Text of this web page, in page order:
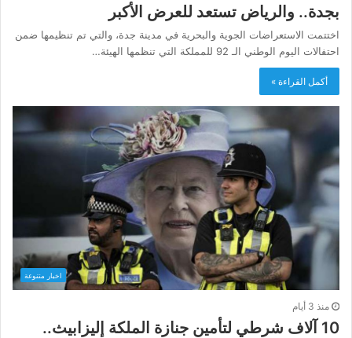
بجدة.. والرياض تستعد للعرض الأكبر
اختتمت الاستعراضات الجوية والبحرية في مدينة جدة، والتي تم تنظيمها ضمن
احتفالات اليوم الوطني الـ 92 للمملكة التي تنظمها الهيئة…
أكمل القراءة »
اخبار متنوعة
منذ 3 أيام
10 آلاف شرطي لتأمين جنازة الملكة إليزابيث..